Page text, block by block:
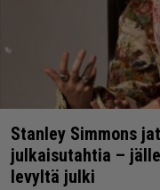
Stanley Simmons
julkaisutahtia –
levyltä julki